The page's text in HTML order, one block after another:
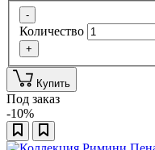
-
Количество
+
Купить
Под заказ
-10%